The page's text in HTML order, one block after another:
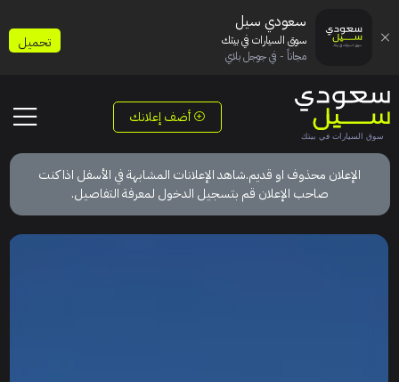
أضف إعلانك
الإعلان محذوف او قديم.شاهد الإعلانات المشابهة في الأسفل اذا كنت
صاحب الإعلان قم بتسجيل الدخول لمعرفة التفاصيل.
سعودي سيل
سوق السيارات في بيتك
مجاناً - في جوجل بلاي
تحميل